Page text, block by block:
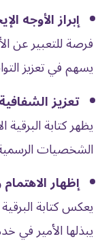
إبراز الأوجه
فرصة للتعبير عن
يسهم في تعزيز
تعزيز
يظهر كتابة البرقية
الشخصيات
إظهار الاهتمام
يعكس كتابة
يبذلها الأمير في